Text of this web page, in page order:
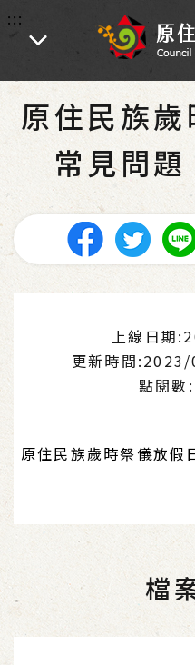
:::
:::
- 為民服務 -
原住民族
常見問題
上線日期
更新時間
點閱
原住民族歲時祭儀放假
檔